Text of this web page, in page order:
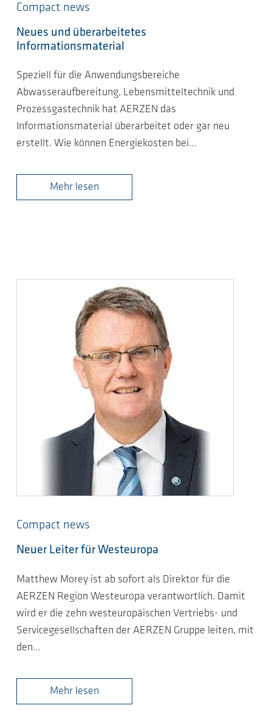
Compact news
Neues und überarbeitetes
Informationsmaterial
Speziell für die Anwendungsbereiche
Abwasseraufbereitung, Lebensmitteltechnik und
Prozessgastechnik hat AERZEN das
Informationsmaterial überarbeitet oder gar neu
erstellt. Wie können Energiekosten bei…
Mehr lesen
Compact news
Neuer Leiter für Westeuropa
Matthew Morey ist ab sofort als Direktor für die
AERZEN Region Westeuropa verantwortlich. Damit
wird er die zehn westeuropäischen Vertriebs- und
Servicegesellschaften der AERZEN Gruppe leiten, mit
den…
Mehr lesen